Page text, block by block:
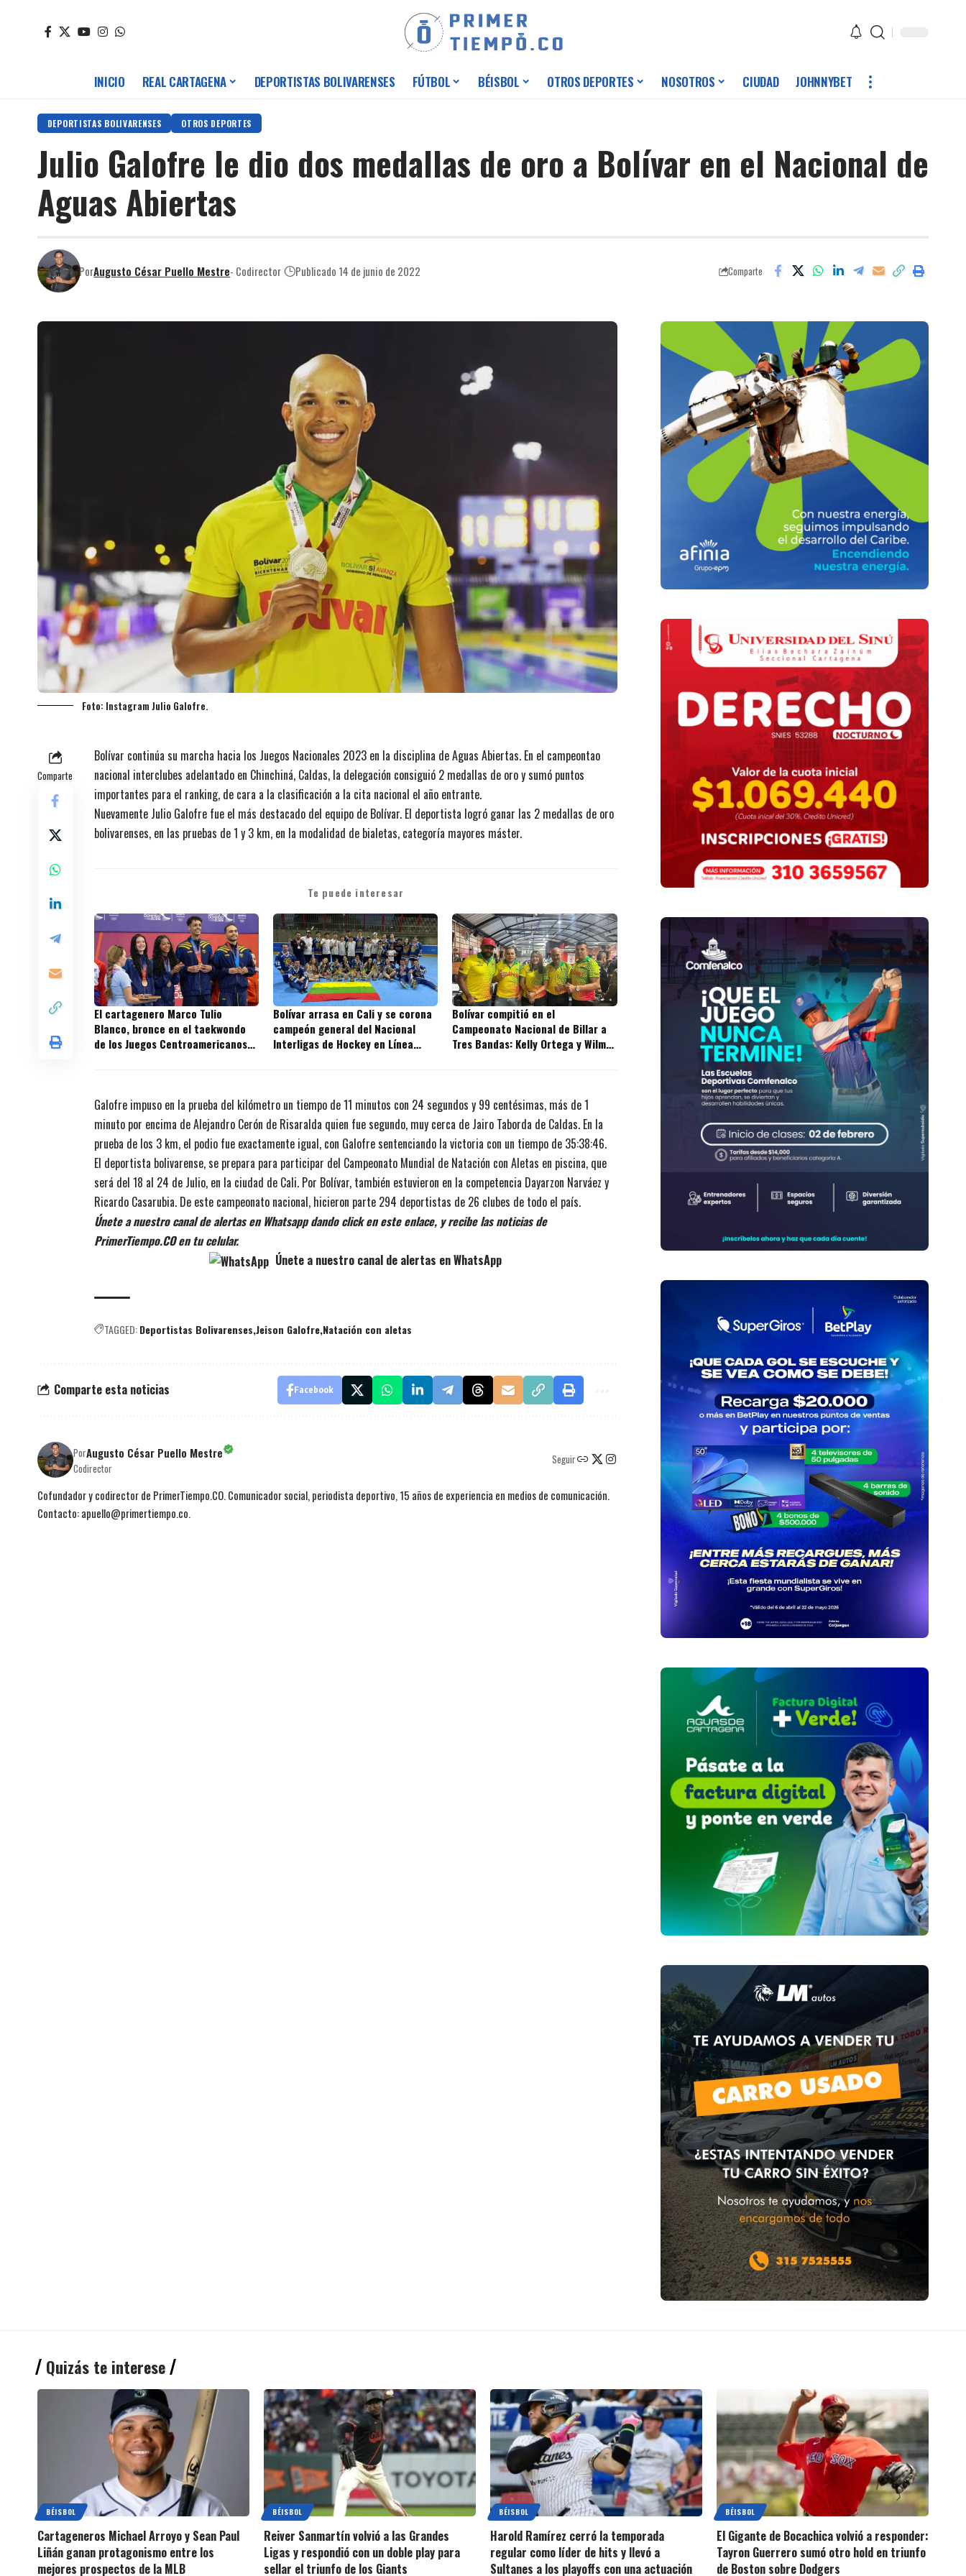
INICIO REAL CARTAGENA DEPORTISTAS BOLIVARENSES FÚTBOL BÉISBOL OTROS DEPORTES NOSOTROS CIUDAD JOHNNYBET
DEPORTISTAS BOLIVARENSES OTROS DEPORTES
Julio Galofre le dio dos medallas de oro a Bolívar en el Nacional de
Aguas Abiertas
PorAugusto César Puello Mestre- Codirector Publicado 14 de junio de 2022 Comparte
Foto: Instagram Julio Galofre.
Comparte
Bolívar continúa su marcha hacia los Juegos Nacionales 2023 en la disciplina de Aguas Abiertas. En el campeontao
nacional interclubes adelantado en Chinchiná, Caldas, la delegación consiguió 2 medallas de oro y sumó puntos
importantes para el ranking, de cara a la clasificación a la cita nacional el año entrante.
Nuevamente Julio Galofre fue el más destacado del equipo de Bolívar. El deportista logró ganar las 2 medallas de oro
bolivarenses, en las pruebas de 1 y 3 km, en la modalidad de bialetas, categoría mayores máster.
Te puede interesar
El cartagenero Marco Tulio
Blanco, bronce en el taekwondo
de los Juegos Centroamericanos
Bolívar arrasa en Cali y se corona
campeón general del Nacional
Interligas de Hockey en Línea
Bolívar compitió en el
Campeonato Nacional de Billar a
Tres Bandas: Kelly Ortega y Wilmer
Galofre impuso en la prueba del kilómetro un tiempo de 11 minutos con 24 segundos y 99 centésimas, más de 1
minuto por encima de Alejandro Cerón de Risaralda quien fue segundo, muy cerca de Jairo Taborda de Caldas. En la
prueba de los 3 km, el podio fue exactamente igual, con Galofre sentenciando la victoria con un tiempo de 35:38:46.
El deportista bolivarense, se prepara para participar del Campeonato Mundial de Natación con Aletas en piscina, que
será del 18 al 24 de Julio, en la ciudad de Cali. Por Bolívar, también estuvieron en la competencia Dayarzon Narváez y
Ricardo Casarubia. De este campeonato nacional, hicieron parte 294 deportistas de 26 clubes de todo el país.
Únete a nuestro canal de alertas en Whatsapp dando click en este enlace, y recibe las noticias de
PrimerTiempo.CO en tu celular.
Únete a nuestro canal de alertas en WhatsApp
TAGGED:Deportistas Bolivarenses Jeison Galofre Natación con aletas
Comparte esta noticias Facebook
PorAugusto César Puello Mestre
Codirector
Seguir
Cofundador y codirector de PrimerTiempo.CO. Comunicador social, periodista deportivo, 15 años de experiencia en medios de comunicación.
Contacto: apuello@primertiempo.co.
Quizás te interese
BÉISBOL
Cartageneros Michael Arroyo y Sean Paul
Liñán ganan protagonismo entre los
mejores prospectos de la MLB
BÉISBOL
Reiver Sanmartín volvió a las Grandes
Ligas y respondió con un doble play para
sellar el triunfo de los Giants
BÉISBOL
Harold Ramírez cerró la temporada
regular como líder de hits y llevó a
Sultanes a los playoffs con una actuación
BÉISBOL
El Gigante de Bocachica volvió a responder:
Tayron Guerrero sumó otro hold en triunfo
de Boston sobre Dodgers